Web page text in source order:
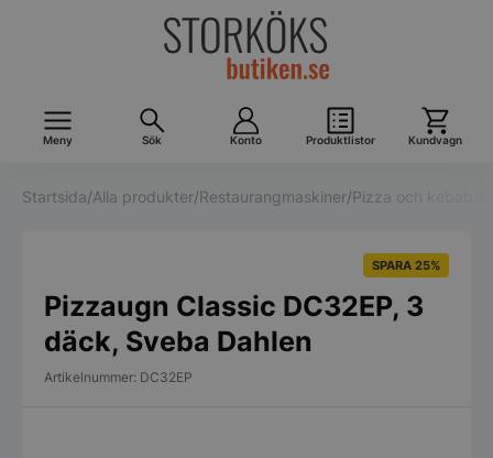
Meny Sök Konto Produktlistor Kundvagn
Startsida/Alla produkter/Restaurangmaskiner/Pizza och kebab
SPARA 25%
Pizzaugn Classic DC32EP, 3
däck, Sveba Dahlen
Artikelnummer: DC32EP